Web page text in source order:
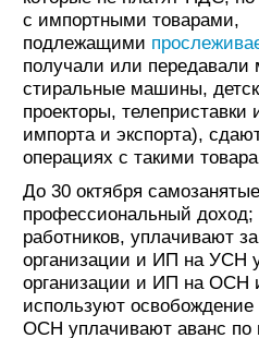
с импортными товарами,
подлежащими
получали или
стиральные машины,
проекторы,
импорта и экспорта),
операциях с такими
До 30 октября
профессиональный
работников, уплачивают
организации и ИП на УСН
организации и ИП на
используют
ОСН уплачивают аванс по